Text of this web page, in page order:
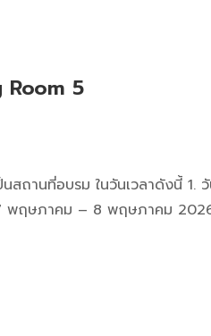
5
ถานที่อบรม ในวันเวลาดังนี้ 1.
พฤษภาคม – 8 พฤษภาคม